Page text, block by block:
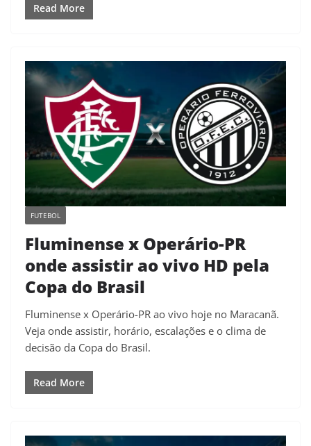
Read More
FUTEBOL
Fluminense x Operário-PR
onde assistir ao vivo HD pela
Copa do Brasil
Fluminense x Operário-PR ao vivo hoje no Maracanã.
Veja onde assistir, horário, escalações e o clima de
decisão da Copa do Brasil.
Read More